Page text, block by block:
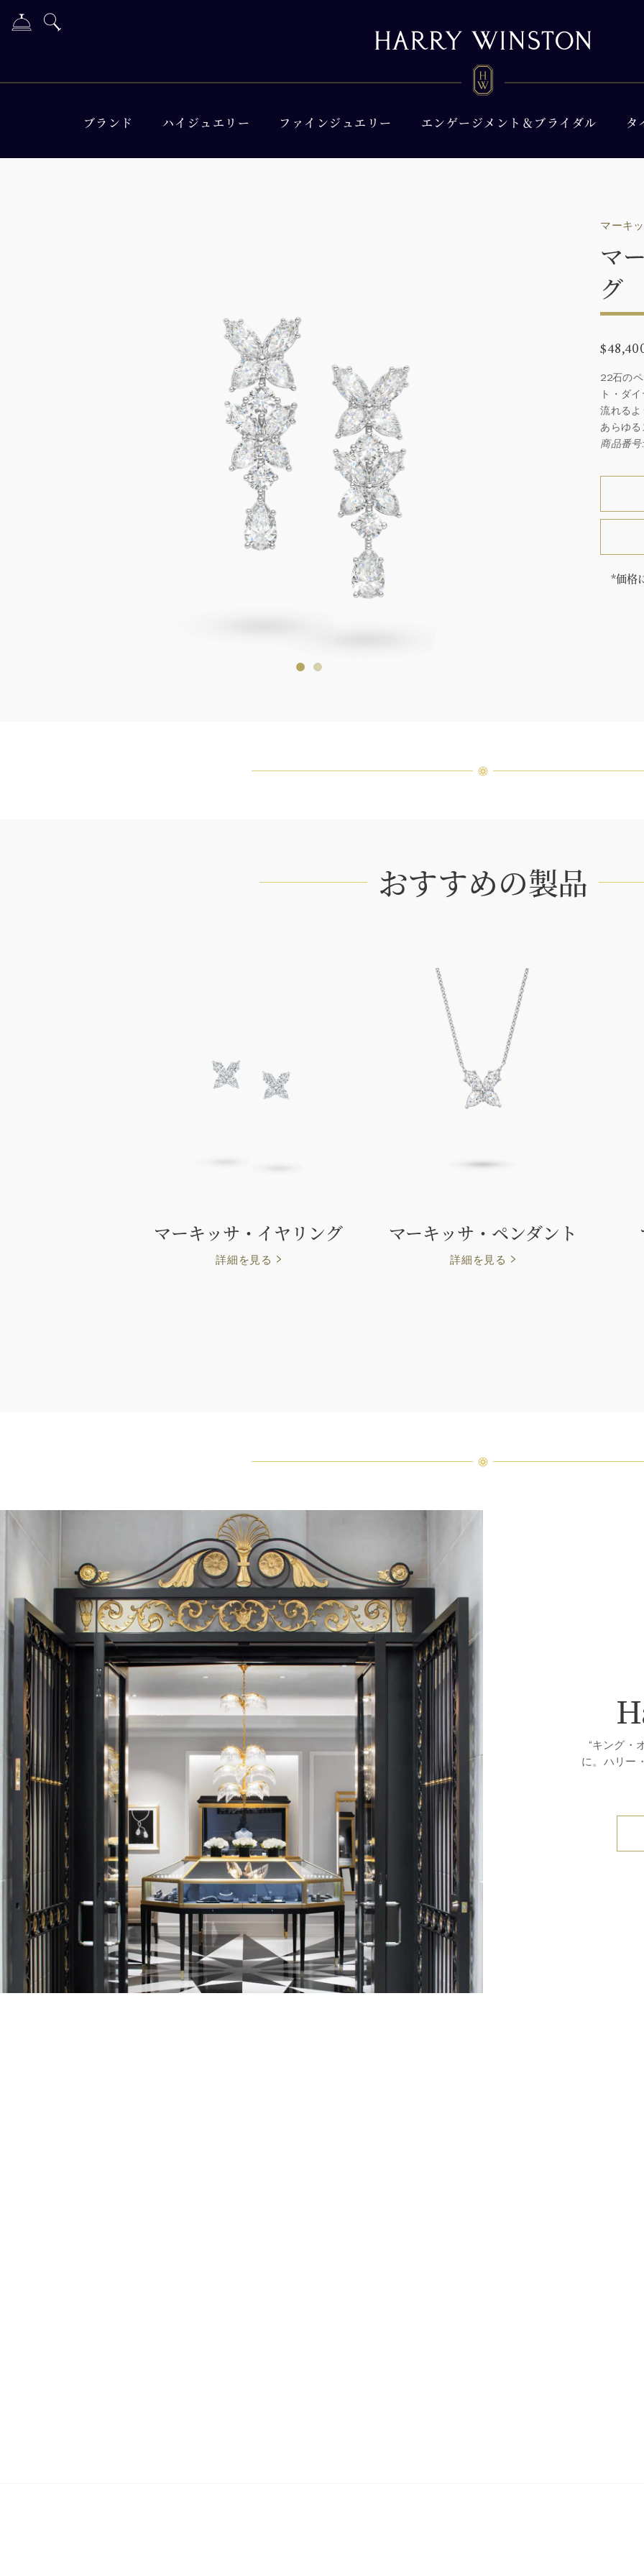
ブランド ハイジュエリー ファインジュエリー エンゲージメント＆ブライダル タ
マーキ
マ
グ
22石の
ト・ダ
流れるよ
あらゆる
商品番号
*価格
おすすめの製品
マーキッサ・イヤリング
詳細を見る
マーキッサ・ペンダント
詳細を見る
“キング・
に。ハリー